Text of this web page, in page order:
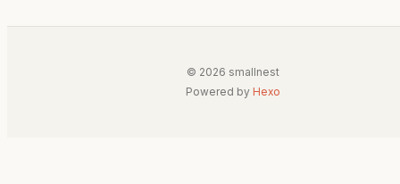
© 2026 smallnest
Powered by Hexo